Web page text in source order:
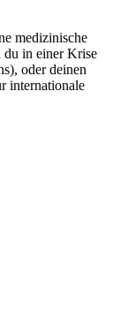
medizinische
du in einer Krise
oder deinen
internationale